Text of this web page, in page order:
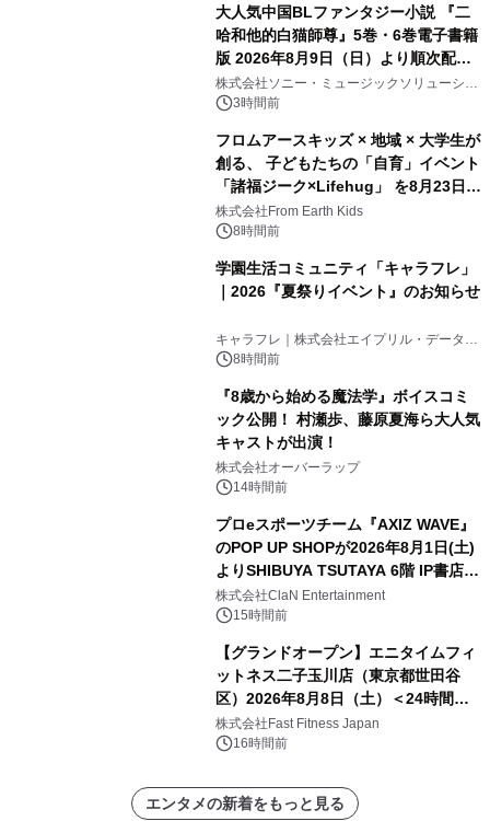
大人気中国BLファンタジー小説 『二
哈和他的白猫師尊』5巻・6巻電子書籍
版 2026年8月9日（日）より順次配信
開始
株式会社ソニー・ミュージックソリューショ
ンズ3時間前
フロムアースキッズ × 地域 × 大学生が
創る、 子どもたちの「自育」イベント
「諸福ジーク×Lifehug」 を8月23日
(日)開催
株式会社From Earth Kids
8時間前
学園生活コミュニティ「キャラフレ」
｜2026『夏祭りイベント』のお知らせ
キャラフレ｜株式会社エイプリル・データ・
デザインズ
8時間前
『8歳から始める魔法学』ボイスコミ
ック公開！ 村瀬歩、藤原夏海ら大人気
キャストが出演！
株式会社オーバーラップ
14時間前
プロeスポーツチーム『AXIZ WAVE』
のPOP UP SHOPが2026年8月1日(土)
よりSHIBUYA TSUTAYA 6階 IP書店で
開催決定！！
株式会社ClaN Entertainment
15時間前
【グランドオープン】エニタイムフィ
ットネス二子玉川店（東京都世田谷
区）2026年8月8日（土）＜24時間年
中無休のフィットネスジム＞
株式会社Fast Fitness Japan
16時間前
エンタメの新着をもっと見る